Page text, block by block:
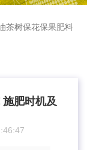
茶树保花保果肥料
肥时机及